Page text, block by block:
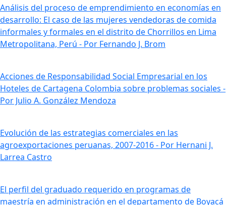
Análisis del proceso de emprendimiento en economías en
desarrollo: El caso de las mujeres vendedoras de comida
informales y formales en el distrito de Chorrillos en Lima
Metropolitana, Perú - Por Fernando J. Brom
Acciones de Responsabilidad Social Empresarial en los
Hoteles de Cartagena Colombia sobre problemas sociales -
Por Julio A. González Mendoza
Evolución de las estrategias comerciales en las
agroexportaciones peruanas, 2007-2016 - Por Hernani J.
Larrea Castro
El perfil del graduado requerido en programas de
maestría en administración en el departamento de Boyacá